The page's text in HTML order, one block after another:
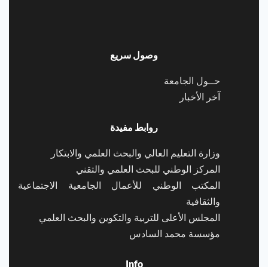
وصول سريع
حــول الجامعة
آخر الأخبار
روابط مفيدة
وزارة التعليم العالي والبحث العلمي والابتكار
المركز الوطني للبحث العلمي والتقني
المكتب الوطني للأعمال الجامعية الاجتماعية
والثقافية
المجلس الأعلى للتربية والتكوين والبحث العلمي
مؤسسة محمد السادس
Info